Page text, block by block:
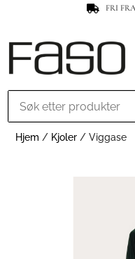
 FRI
Hjem / Kjoler / Viggase